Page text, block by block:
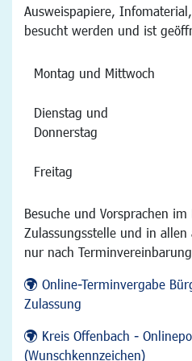
Ausweispapiere,
besucht werden und ist
Montag und Mittwoch
Dienstag und
Donnerstag
Freitag
Besuche und Vorsprachen
Zulassungsstelle und in allen
nur nach
Online-Terminvergabe
Zulassung
Kreis Offenbach -
(Wunschkennzeichen)